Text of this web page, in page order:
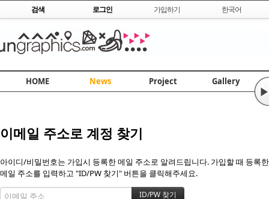
Skip to content
검색 로그인 가입하기 한국어
HOME News Project Gallery
▶
이메일 주소로 계정 찾기
아이디/비밀번호는 가입시 등록한 메일 주소로 알려드립니다. 가입할 때 등록한
메일 주소를 입력하고 "ID/PW 찾기" 버튼을 클릭해주세요.